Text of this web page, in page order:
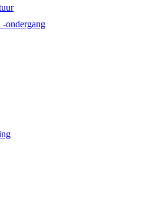
-ondergang